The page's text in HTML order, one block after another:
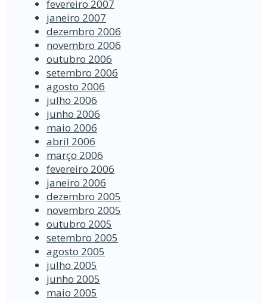
fevereiro 2007
janeiro 2007
dezembro 2006
novembro 2006
outubro 2006
setembro 2006
agosto 2006
julho 2006
junho 2006
maio 2006
abril 2006
março 2006
fevereiro 2006
janeiro 2006
dezembro 2005
novembro 2005
outubro 2005
setembro 2005
agosto 2005
julho 2005
junho 2005
maio 2005